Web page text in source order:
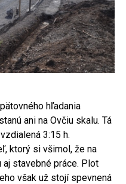
hľadania
ani na Ovčiu skalu. Tá
3:15 h.
ktorý si všimol, že na
stavebné práce. Plot
však už stojí spevnená